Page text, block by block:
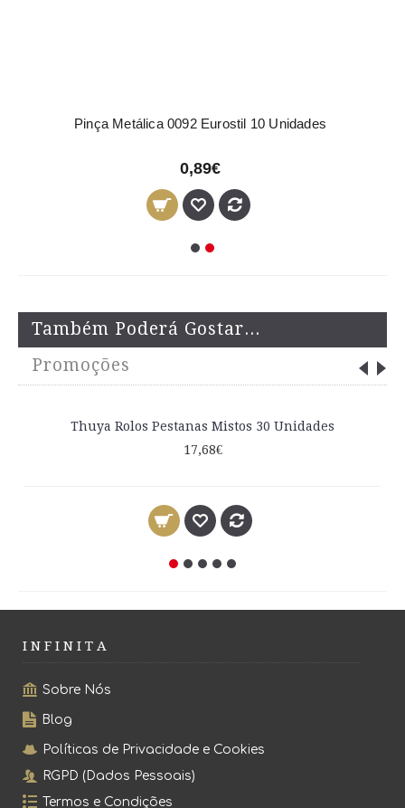
Pinça Metálica 0092 Eurostil 10 Unidades
0,89€
Também Poderá Gostar...
Promoções
Thuya Rolos Pestanas Mistos 30 Unidades
17,68€
I N F I N I T A
Sobre Nós
Blog
Políticas de Privacidade e Cookies
RGPD (Dados Pessoais)
Termos e Condições